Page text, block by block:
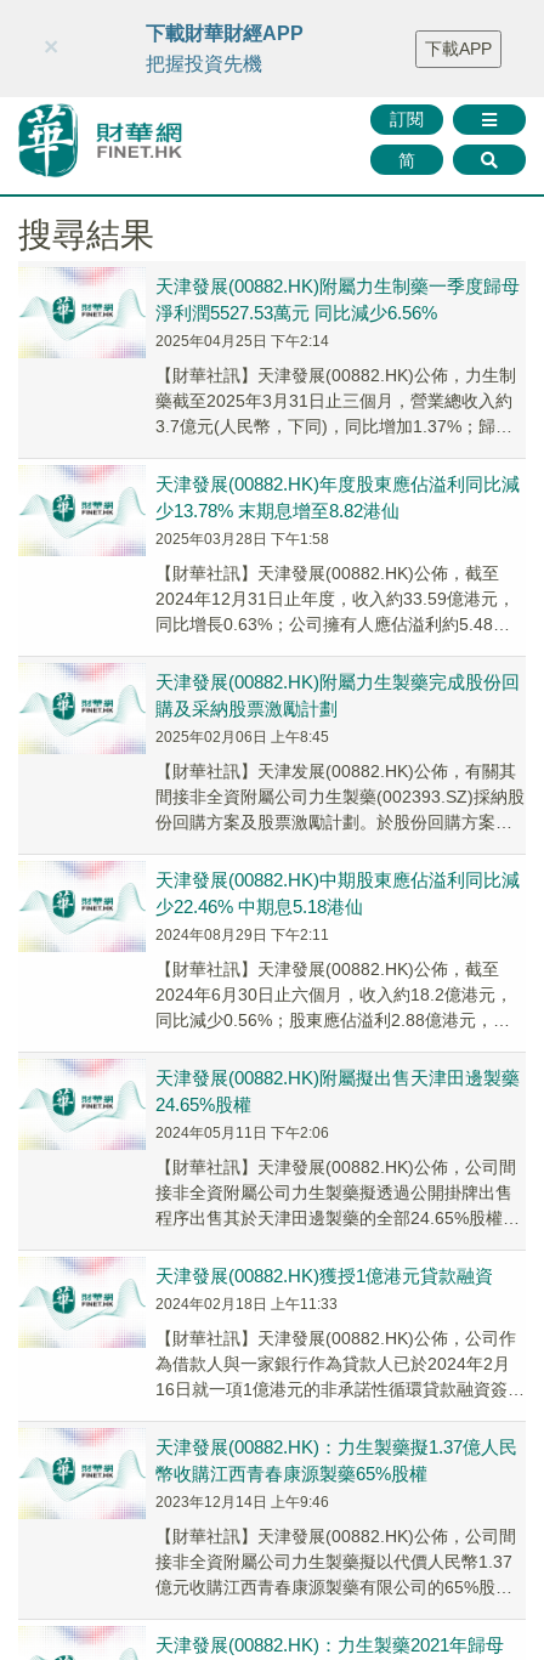
財華智庫網 FINTV FINMETA 財華證券 媒體矩陣
智庫沙龍
聯絡我們
訂閱
简
×
下載財華財經APP
把握投資先機
下載APP
搜尋結果
天津發展(00882.HK)附屬力生制藥一季度歸母
淨利潤5527.53萬元 同比減少6.56%
2025年04月25日 下午2:14
【財華社訊】天津發展(00882.HK)公佈，力生制
藥截至2025年3月31日止三個月，營業總收入約
3.7億元(人民幣，下同)，同比增加1.37%；歸屬
天津發展(00882.HK)年度股東應佔溢利同比減
少13.78% 末期息增至8.82港仙
2025年03月28日 下午1:58
【財華社訊】天津發展(00882.HK)公佈，截至
2024年12月31日止年度，收入約33.59億港元，
同比增長0.63%；公司擁有人應佔溢利約5.48億
天津發展(00882.HK)附屬力生製藥完成股份回
購及采納股票激勵計劃
2025年02月06日 上午8:45
【財華社訊】天津发展(00882.HK)公佈，有關其
間接非全資附屬公司力生製藥(002393.SZ)採納股
份回購方案及股票激勵計劃。於股份回購方案獲
天津發展(00882.HK)中期股東應佔溢利同比減
少22.46% 中期息5.18港仙
2024年08月29日 下午2:11
【財華社訊】天津發展(00882.HK)公佈，截至
2024年6月30日止六個月，收入約18.2億港元，
同比減少0.56%；股東應佔溢利2.88億港元，同
天津發展(00882.HK)附屬擬出售天津田邊製藥
24.65%股權
2024年05月11日 下午2:06
【財華社訊】天津發展(00882.HK)公佈，公司間
接非全資附屬公司力生製藥擬透過公開掛牌出售
程序出售其於天津田邊製藥的全部24.65%股權。
天津發展(00882.HK)獲授1億港元貸款融資
2024年02月18日 上午11:33
【財華社訊】天津發展(00882.HK)公佈，公司作
為借款人與一家銀行作為貸款人已於2024年2月
16日就一項1億港元的非承諾性循環貸款融資簽訂
天津發展(00882.HK)：力生製藥擬1.37億人民
幣收購江西青春康源製藥65%股權
2023年12月14日 上午9:46
【財華社訊】天津發展(00882.HK)公佈，公司間
接非全資附屬公司力生製藥擬以代價人民幣1.37
億元收購江西青春康源製藥有限公司的65%股
後方可作實。
天津發展(00882.HK)：力生製藥2021年歸母